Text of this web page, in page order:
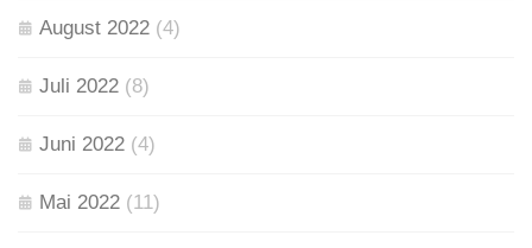
August 2022 (4)
Juli 2022 (8)
Juni 2022 (4)
Mai 2022 (11)